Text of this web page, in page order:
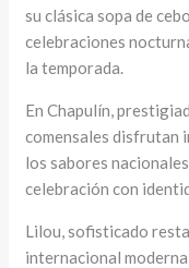
su clásica sopa de
celebraciones
la temporada.
En Chapulín,
comensales disfrutan
los sabores
celebración con
Lilou, sofisticado
internacional